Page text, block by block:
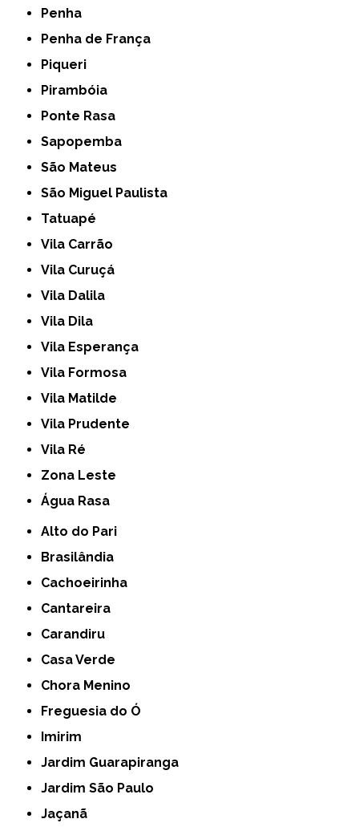
Penha
Penha de França
Piqueri
Pirambóia
Ponte Rasa
Sapopemba
São Mateus
São Miguel Paulista
Tatuapé
Vila Carrão
Vila Curuçá
Vila Dalila
Vila Dila
Vila Esperança
Vila Formosa
Vila Matilde
Vila Prudente
Vila Ré
Zona Leste
Água Rasa
Alto do Pari
Brasilândia
Cachoeirinha
Cantareira
Carandiru
Casa Verde
Chora Menino
Freguesia do Ó
Imirim
Jardim Guarapiranga
Jardim São Paulo
Jaçanã